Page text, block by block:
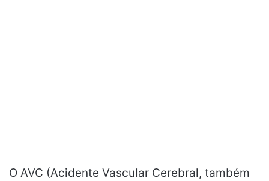
O AVC (Acidente Vascular Cerebral, também